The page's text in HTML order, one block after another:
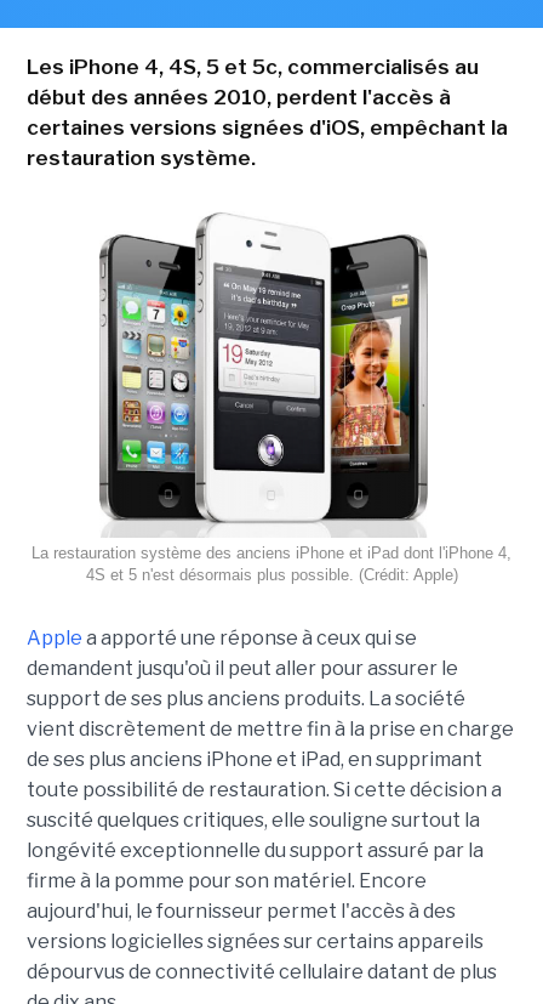
Les iPhone 4, 4S, 5 et 5c, commercialisés au
début des années 2010, perdent l'accès à
certaines versions signées d'iOS, empêchant la
restauration système.
La restauration système des anciens iPhone et iPad dont l'iPhone 4,
4S et 5 n'est désormais plus possible. (Crédit: Apple)
Apple a apporté une réponse à ceux qui se
demandent jusqu'où il peut aller pour assurer le
support de ses plus anciens produits. La société
vient discrètement de mettre fin à la prise en charge
de ses plus anciens iPhone et iPad, en supprimant
toute possibilité de restauration. Si cette décision a
suscité quelques critiques, elle souligne surtout la
longévité exceptionnelle du support assuré par la
firme à la pomme pour son matériel. Encore
aujourd'hui, le fournisseur permet l'accès à des
versions logicielles signées sur certains appareils
dépourvus de connectivité cellulaire datant de plus